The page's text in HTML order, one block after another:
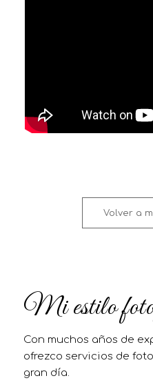
Volver a
Mi estilo
Con muchos años de
ofrezco servicios de
gran día.